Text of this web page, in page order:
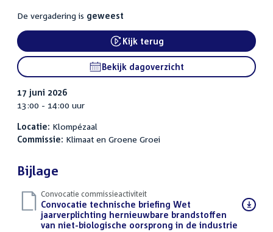
De vergadering is geweest
External link:
Kijk terug
Bekijk dagoverzicht
17 juni 2026
13:00 - 14:00 uur
Locatie: Klompézaal
Commissie: Klimaat en Groene Groei
Bijlage
Convocatie commissieactiviteit
Download
bestand:
Convocatie technische briefing Wet
jaarverplichting hernieuwbare brandstoffen
van niet-biologische oorsprong in de industrie